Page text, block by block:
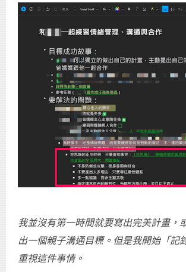
我並沒有第一時間就要寫出完美計畫，
出一個親子溝通目標。但是我開始「記
重視這件事情。